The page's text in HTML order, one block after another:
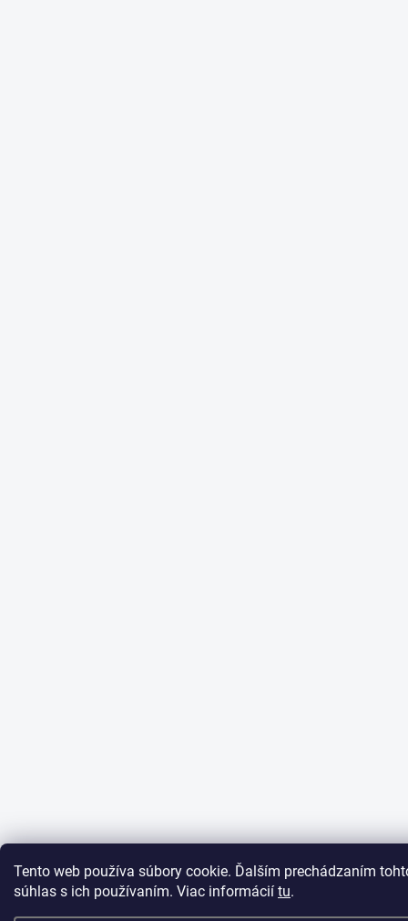
Tento web používa súbory cookie. Ďalším prechádzaním
súhlas s ich používaním. Viac informácií tu.